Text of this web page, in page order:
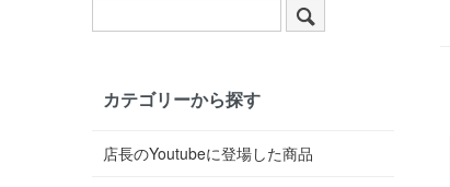
カテゴリーから探す
店長のYoutubeに登場した商品